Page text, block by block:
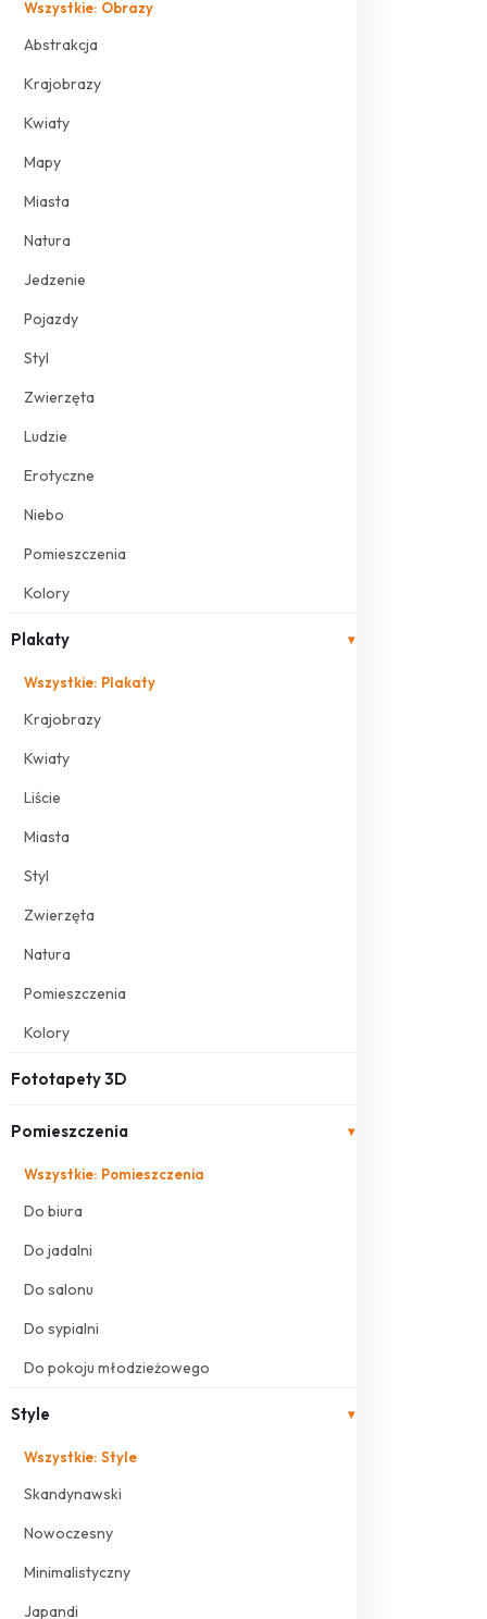
Wszystkie: Obrazy
Abstrakcja
Krajobrazy
Kwiaty
Mapy
Miasta
Natura
Jedzenie
Pojazdy
Styl
Zwierzęta
Ludzie
Erotyczne
Niebo
Pomieszczenia
Kolory
Plakaty ▾
Wszystkie: Plakaty
Krajobrazy
Kwiaty
Liście
Miasta
Styl
Zwierzęta
Natura
Pomieszczenia
Kolory
Fototapety 3D
Pomieszczenia ▾
Wszystkie: Pomieszczenia
Do biura
Do jadalni
Do salonu
Do sypialni
Do pokoju młodzieżowego
Style ▾
Wszystkie: Style
Skandynawski
Nowoczesny
Minimalistyczny
Japandi